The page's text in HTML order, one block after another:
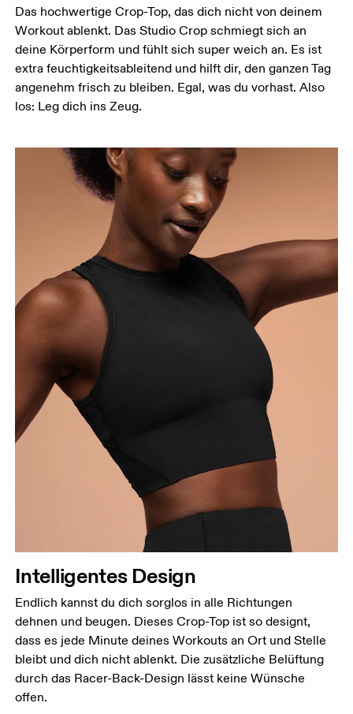
Hüfte
Miss um die breiteste Stelle deiner Hüfte herum.
Das hochwertige Crop-Top, das dich nicht von deinem
Workout ablenkt. Das Studio Crop schmiegt sich an
deine Körperform und fühlt sich super weich an. Es ist
extra feuchtigkeitsableitend und hilft dir, den ganzen Tag
angenehm frisch zu bleiben. Egal, was du vorhast. Also
los: Leg dich ins Zeug.
Intelligentes Design
Endlich kannst du dich sorglos in alle Richtungen
dehnen und beugen. Dieses Crop-Top ist so designt,
dass es jede Minute deines Workouts an Ort und Stelle
bleibt und dich nicht ablenkt. Die zusätzliche Belüftung
durch das Racer-Back-Design lässt keine Wünsche
offen.